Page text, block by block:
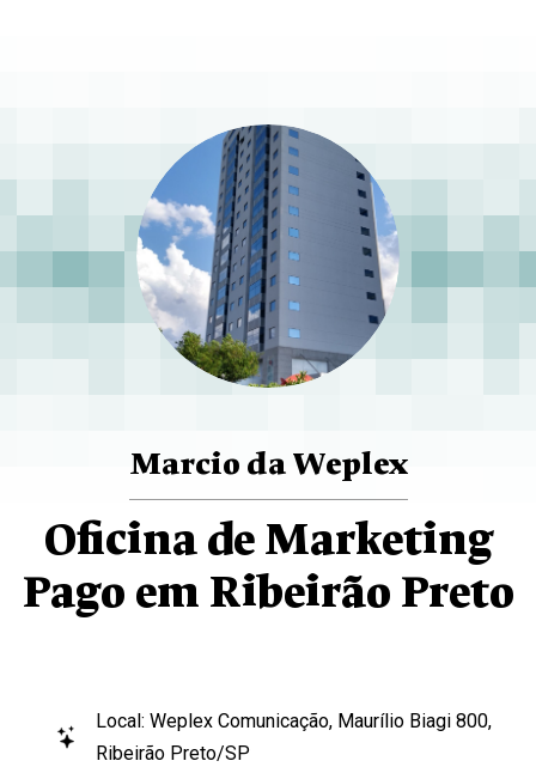
Marcio da Weplex
Oficina de Marketing
Pago em Ribeirão Preto
Local: Weplex Comunicação, Maurílio Biagi 800,
Ribeirão Preto/SP